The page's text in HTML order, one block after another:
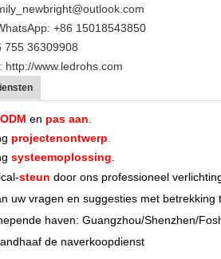
+86 15018543850
755 36309908
http://www.ledrohs.com
en pas aan
projectenontwerp
systeemoplossing
steun door ons professioneel
uw vragen en suggesties met
haven: Guangzhou/Shenzhen/
de naverkoopdienst